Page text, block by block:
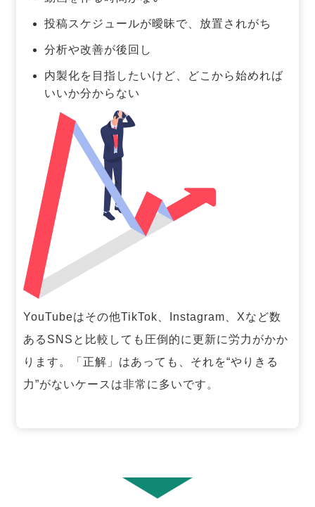
投稿スケジュールが曖昧で、放置されがち
分析や改善が後回し
内製化を目指したいけど、どこから始めれば
いいか分からない
YouTubeはその他TikTok、Instagram、Xなど数
あるSNSと比較しても圧倒的に更新に労力がかか
ります。「正解」はあっても、それを“やりきる
力”がないケースは非常に多いです。